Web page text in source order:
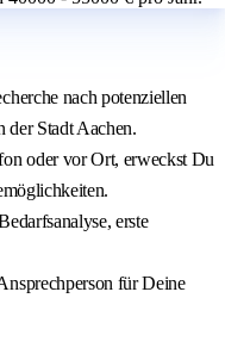
nach potenziellen
der Stadt Aachen.
oder vor Ort, erweckst Du
erste
für Deine